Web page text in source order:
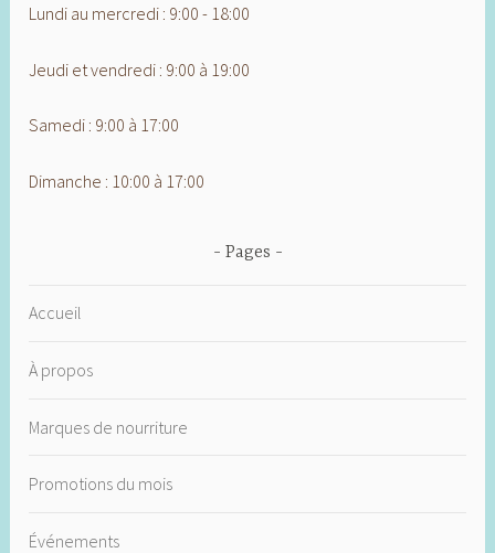
Lundi au mercredi : 9:00 - 18:00
Jeudi et vendredi : 9:00 à 19:00
Samedi : 9:00 à 17:00
Dimanche : 10:00 à 17:00
Pages
Accueil
À propos
Marques de nourriture
Promotions du mois
Événements